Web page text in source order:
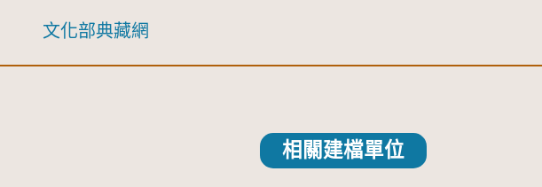
文化部典藏網
相關建檔單位